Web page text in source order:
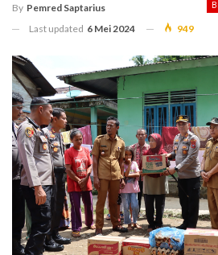
By Pemred Saptarius
Last updated 6 Mei 2024 949